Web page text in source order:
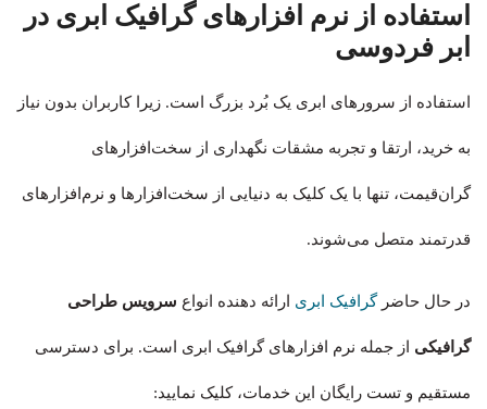
استفاده از نرم افزارهای گرافیک ابری در
ابر فردوسی
استفاده از سرورهای ابری یک بُرد بزرگ است. زیرا کاربران بدون نیاز
به خرید، ارتقا و تجربه مشقات نگهداری از سخت‌افزارهای
گران‌قیمت، تنها با یک کلیک به دنیایی از سخت‌افزارها و نرم‌افزارهای
قدرتمند متصل می‌شوند.
در حال حاضرگرافیک ابری ارائه دهنده انواع سرویس طراحی
گرافیکی از جمله نرم افزارهای گرافیک ابری است. برای دسترسی
مستقیم و تست رایگان این خدمات، کلیک نمایید: